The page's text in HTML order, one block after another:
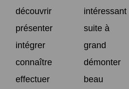
découvrir
intéressant
présenter
suite à
intégrer
grand
connaître
démonter
effectuer
beau